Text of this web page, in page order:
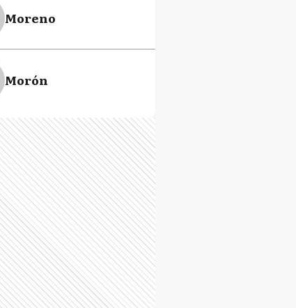
Moreno
Morón